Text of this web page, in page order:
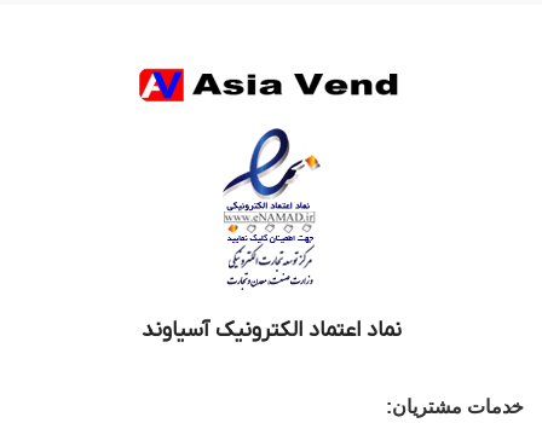
نماد اعتماد الکترونیک آسیاوند
خدمات مشتریان: